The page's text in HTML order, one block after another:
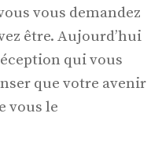
vous demandez
être. Aujourd’hui
qui vous
que votre avenir
vous le